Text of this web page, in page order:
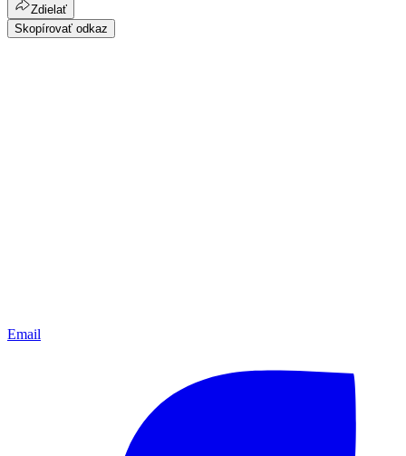
Zdielať
Skopírovať odkaz
Email